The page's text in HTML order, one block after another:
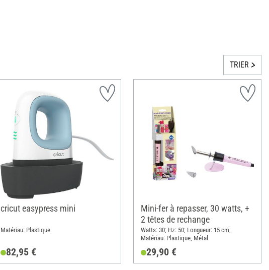
TRIER
cricut easypress mini
Matériau: Plastique
82,95 €
Mini-fer à repasser, 30 watts, +
2 têtes de rechange
Watts: 30; Hz: 50; Longueur: 15 cm;
Matériau: Plastique, Métal
29,90 €